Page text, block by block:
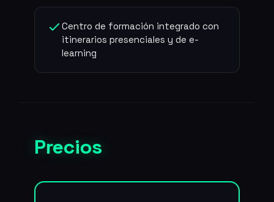
Centro de formación integrado con
itinerarios presenciales y de e-
learning
Precios